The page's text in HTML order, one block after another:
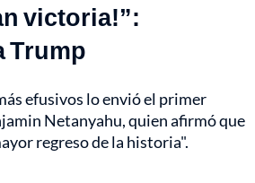
victoria!”:
Trump
efusivos lo envió el primer
Netanyahu, quien afirmó que
regreso de la historia".